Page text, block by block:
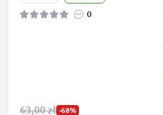
0
63,00 zł -68%